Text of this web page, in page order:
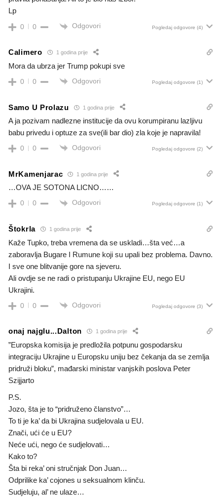
Lp
0 0 Odgovori Pogledaj odgovore (4)
Calimero 1 godina prije
Mora da ubrza jer Trump pokupi sve
0 0 Odgovori Pogledaj odgovore (1)
Samo U Prolazu 1 godina prije
A ja pozivam nadlezne institucije da ovu korumpiranu lazljivu
babu privedu i optuze za sve(ili bar dio) zla koje je napravila!
0 0 Odgovori Pogledaj odgovore (2)
MrKamenjarac 1 godina prije
…OVA JE SOTONA LICNO……
0 0 Odgovori Pogledaj odgovore (1)
Štokrla 1 godina prije
Kaže Tupko, treba vremena da se uskladi…šta već…a
zaboravlja Bugare I Rumune koji su upali bez problema. Davno.
I sve one blitvanije gore na sjeveru.
Ali ovdje se ne radi o pristupanju Ukrajine EU, nego EU
Ukrajini.
0 0 Odgovori Pogledaj odgovore (3)
onaj najglu...Dalton 1 godina prije
”Europska komisija je predložila potpunu gospodarsku
integraciju Ukrajine u Europsku uniju bez čekanja da se zemlja
pridruži bloku”, mađarski ministar vanjskih poslova Peter
Szijjarto
P.S.
Jozo, šta je to “pridruženo članstvo”…
To ti je ka’ da bi Ukrajina sudjelovala u EU.
Znači, ući će u EU?
Neće ući, nego će sudjelovati…
Kako to?
Šta bi reka’ oni stručnjak Don Juan…
Odprilike ka’ cojones u seksualnom klinču.
Sudjeluju, al’ ne ulaze…